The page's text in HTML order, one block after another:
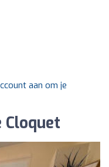
aan om je
Cloquet